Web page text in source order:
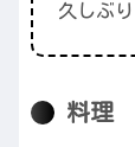
久しぶ
料理